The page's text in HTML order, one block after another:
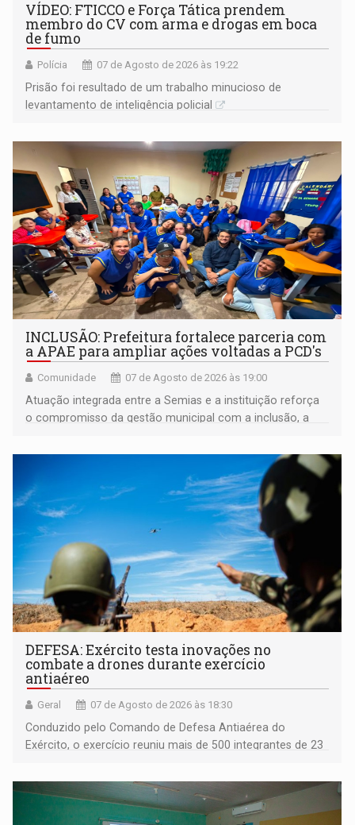
VÍDEO: FTICCO e Força Tática prendem
membro do CV com arma e drogas em boca
de fumo
Polícia 07 de Agosto de 2026 às 19:22
Prisão foi resultado de um trabalho minucioso de
levantamento de inteligência policial
INCLUSÃO: Prefeitura fortalece parceria com
a APAE para ampliar ações voltadas a PCD's
Comunidade 07 de Agosto de 2026 às 19:00
Atuação integrada entre a Semias e a instituição reforça
o compromisso da gestão municipal com a inclusão, a
DEFESA: Exército testa inovações no
combate a drones durante exercício
antiaéreo
Geral 07 de Agosto de 2026 às 18:30
Conduzido pelo Comando de Defesa Antiaérea do
Exército, o exercício reuniu mais de 500 integrantes de 23